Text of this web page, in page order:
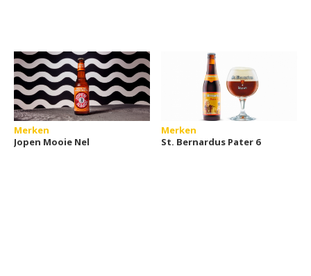
Merken
Jopen Mooie Nel
Merken
St. Bernardus Pater 6